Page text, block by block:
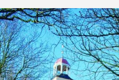
Steun ons
Contact
Vaktaal